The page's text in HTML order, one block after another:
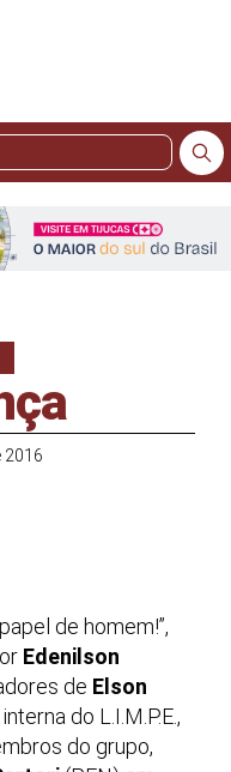
2016
de homem!”,
Edenilson
de Elson
do L.I.M.P.E.,
do grupo,